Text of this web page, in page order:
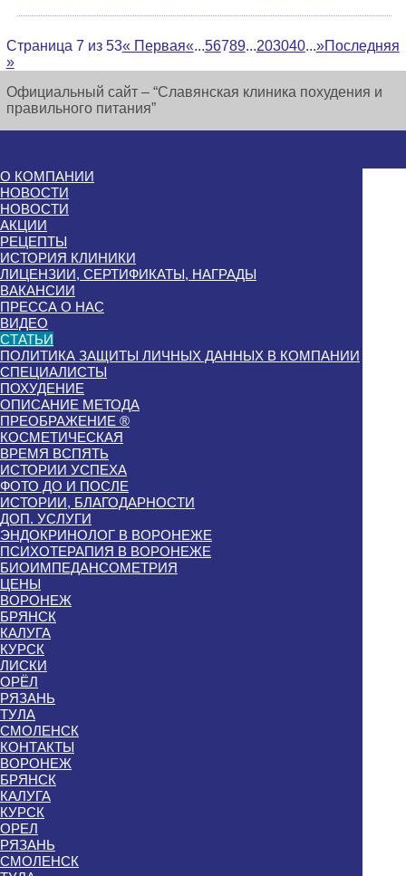
Страница 7 из 53« Первая«...56789...203040...»Последняя
»
Официальный сайт – “Славянская клиника похудения и
правильного питания”
О КОМПАНИИ
НОВОСТИ
НОВОСТИ
АКЦИИ
РЕЦЕПТЫ
ИСТОРИЯ КЛИНИКИ
ЛИЦЕНЗИИ, СЕРТИФИКАТЫ, НАГРАДЫ
ВАКАНСИИ
ПРЕССА О НАС
ВИДЕО
СТАТЬИ
ПОЛИТИКА ЗАЩИТЫ ЛИЧНЫХ ДАННЫХ В КОМПАНИИ
СПЕЦИАЛИСТЫ
ПОХУДЕНИЕ
ОПИСАНИЕ МЕТОДА
ПРЕОБРАЖЕНИЕ ®
КОСМЕТИЧЕСКАЯ
ВРЕМЯ ВСПЯТЬ
ИСТОРИИ УСПЕХА
ФОТО ДО И ПОСЛЕ
ИСТОРИИ, БЛАГОДАРНОСТИ
ДОП. УСЛУГИ
ЭНДОКРИНОЛОГ В ВОРОНЕЖЕ
ПСИХОТЕРАПИЯ В ВОРОНЕЖЕ
БИОИМПЕДАНСОМЕТРИЯ
ЦЕНЫ
ВОРОНЕЖ
БРЯНСК
КАЛУГА
КУРСК
ЛИСКИ
ОРЁЛ
РЯЗАНЬ
ТУЛА
СМОЛЕНСК
КОНТАКТЫ
ВОРОНЕЖ
БРЯНСК
КАЛУГА
КУРСК
ОРЕЛ
РЯЗАНЬ
СМОЛЕНСК